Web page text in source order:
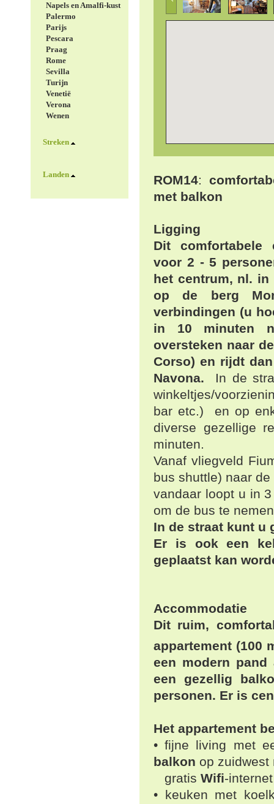
Napels en Amalfi-kust
Palermo
Parijs
Pescara
Praag
Rome
Sevilla
Turijn
Venetië
Verona
Wenen
Streken
Landen ROM14:
met balkon
Ligging
Dit comfortabele
voor 2 - 5
het centrum, nl. in
op de berg
verbindingen (u
in 10 minuten
oversteken naar
Corso) en rijdt
Navona. In de
winkeltjes/
bar etc.) en op
diverse gezellige
minuten.
Vanaf vliegveld
bus shuttle) naar
vandaar loopt u in
om de bus te
In de straat kunt u
Er is ook een
geplaatst kan
Accommodatie
Dit ruim,
appartement (100
een modern
een gezellig
personen. Er is
Het appartement
• fijne living met
balkon op zuidwest
gratis Wifi-
• keuken met